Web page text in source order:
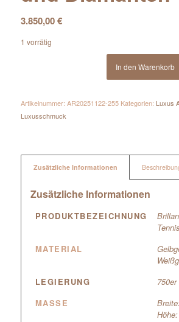
3.850,00€
1 vorrätig
In den Warenkorb
Artikelnummer: AR20251122-255 Kategorien: Luxus
Luxusschmuck
Zusätzliche Informationen
Zusätzliche Informationen
PRODUKTBEZEICHNUNG
MATERIAL
LEGIERUNG
MASSE